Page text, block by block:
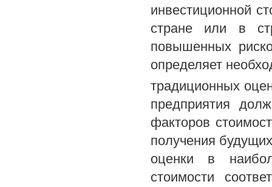
инвестиционной
стране или в
повышенных
определяет
традиционных
предприятия
факторов
получения
оценки в
стоимости